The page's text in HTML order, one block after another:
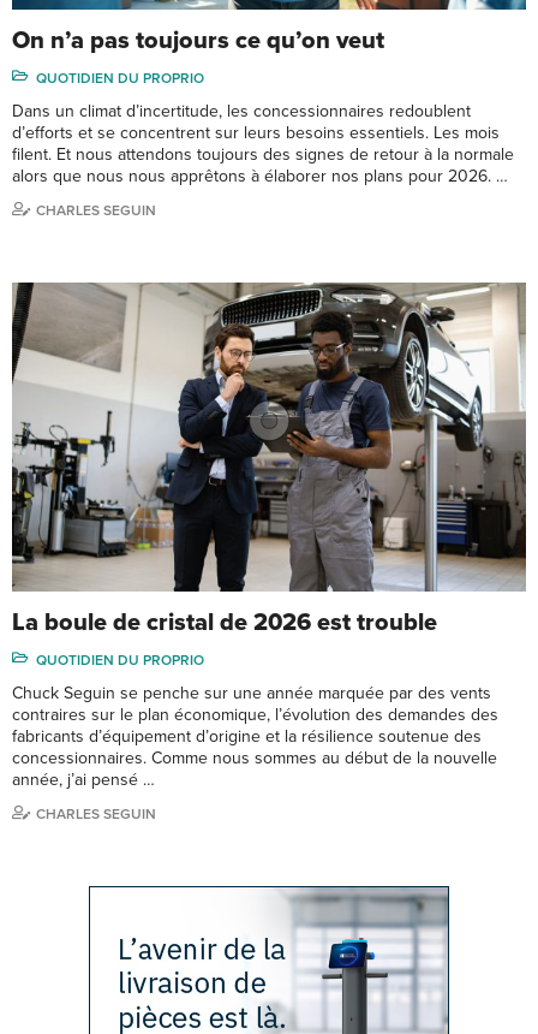
On n’a pas toujours ce qu’on veut
QUOTIDIEN DU PROPRIO
Dans un climat d’incertitude, les concessionnaires redoublent
d’efforts et se concentrent sur leurs besoins essentiels. Les mois
filent. Et nous attendons toujours des signes de retour à la normale
alors que nous nous apprêtons à élaborer nos plans pour 2026. …
CHARLES SEGUIN
La boule de cristal de 2026 est trouble
QUOTIDIEN DU PROPRIO
Chuck Seguin se penche sur une année marquée par des vents
contraires sur le plan économique, l’évolution des demandes des
fabricants d’équipement d’origine et la résilience soutenue des
concessionnaires. Comme nous sommes au début de la nouvelle
année, j’ai pensé …
CHARLES SEGUIN